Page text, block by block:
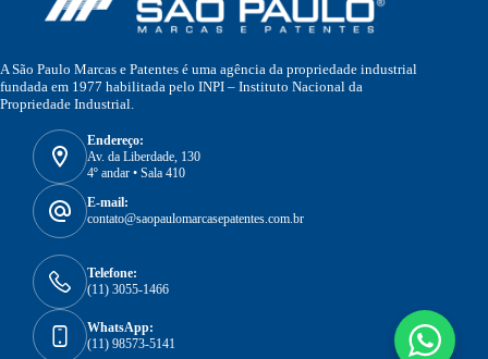
A São Paulo Marcas e Patentes é uma agência da propriedade industrial
fundada em 1977 habilitada pelo INPI – Instituto Nacional da
Propriedade Industrial.
Endereço:
Av. da Liberdade, 130
4º andar • Sala 410
E-mail:
contato@saopaulomarcasepatentes.com.br
Telefone:
(11) 3055-1466
WhatsApp:
(11) 98573-5141